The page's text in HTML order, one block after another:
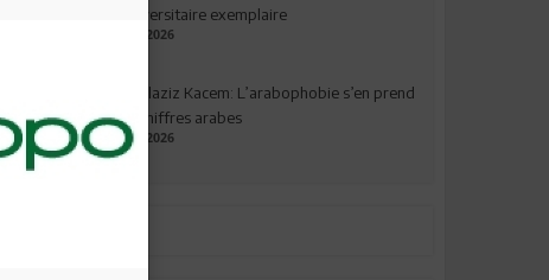
l’Universitaire exemplaire
04.08.2026
Abdelaziz Kacem: L’arabophobie s’en prend
aux chiffres arabes
09.07.2026